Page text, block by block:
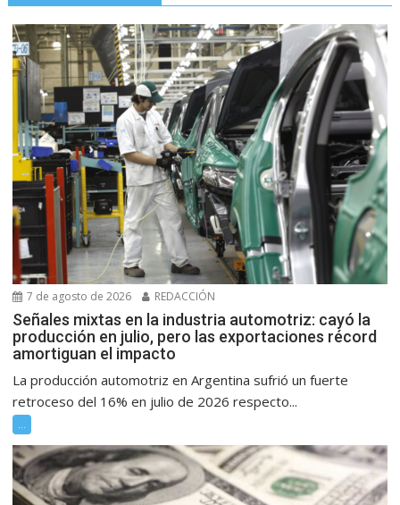
7 de agosto de 2026 REDACCIÓN
Señales mixtas en la industria automotriz: cayó la
producción en julio, pero las exportaciones récord
amortiguan el impacto
La producción automotriz en Argentina sufrió un fuerte
retroceso del 16% en julio de 2026 respecto...
...